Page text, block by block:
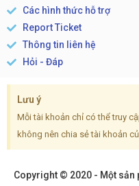
Các hình thức hỗ trợ
Report Ticket
Thông tin liên hệ
Hỏi - Đáp
Lưu ý
Mỗi tài khoản chỉ có thể truy
không nên chia sẻ tài khoản
Copyright © 2020 - Một sản